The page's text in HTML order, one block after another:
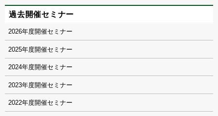
過去開催セミナー
2026
2025
2024
2023
2022